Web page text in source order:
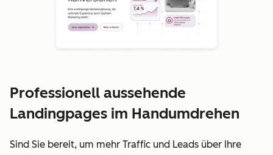
Professionell aussehende
Landingpages im Handumdrehen
Sind Sie bereit, um mehr Traffic und Leads über Ihre